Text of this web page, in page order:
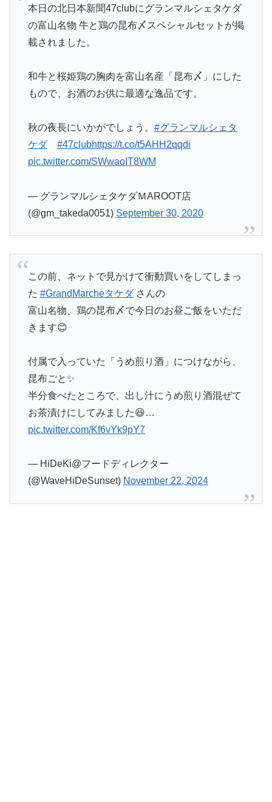
本日の北日本新聞47clubにグランマルシェタケダ
の富山名物 牛と鶏の昆布〆スペシャルセットが掲
載されました。
和牛と桜姫鶏の胸肉を富山名産「昆布〆」にした
もので、お酒のお供に最適な逸品です。
秋の夜長にいかがでしょう。 #グランマルシェタ
ケダ
#47clubhttps://t.co/t5AHH2qqdi
pic.twitter.com/SWwaoIT8WM
— グランマルシェタケダＭAROOT店
(@gm_takeda0051) September 30, 2020
この前、ネットで見かけて衝動買いをしてしまっ
た #GrandMarcheタケダさんの
富山名物、鶏の昆布〆で今日のお昼ご飯をいただ
きます😊
付属で入っていた「うめ煎り酒」につけながら、
昆布ごと✨
半分食べたところで、出し汁にうめ煎り酒混ぜて
お茶漬けにしてみました😆…
pic.twitter.com/Kf6vYk9pY7
— HiDeKi@フードディレクター
(@WaveHiDeSunset) November 22, 2024